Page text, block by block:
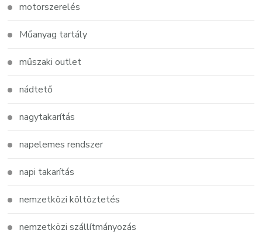
motorszerelés
Műanyag tartály
műszaki outlet
nádtető
nagytakarítás
napelemes rendszer
napi takarítás
nemzetközi költöztetés
nemzetközi szállítmányozás